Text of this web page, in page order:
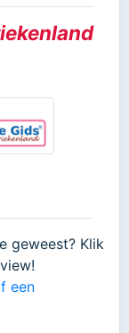
geweest? Klik
een